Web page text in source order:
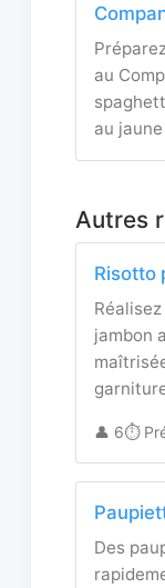
au
au
Autres
Risotto
jambon
👤 6⏱️
Des